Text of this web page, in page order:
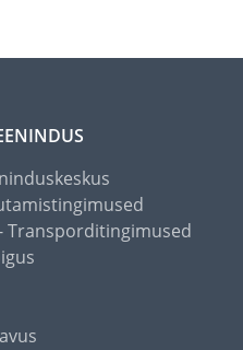
Transporditingimused